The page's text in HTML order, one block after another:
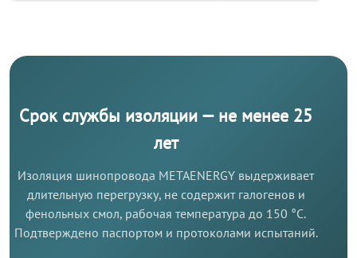
Срок службы изоляции — не менее 25
лет
Изоляция шинопровода METAENERGY выдерживает
длительную перегрузку, не содержит галогенов и
фенольных смол, рабочая температура до 150 °C.
Подтверждено паспортом и протоколами испытаний.